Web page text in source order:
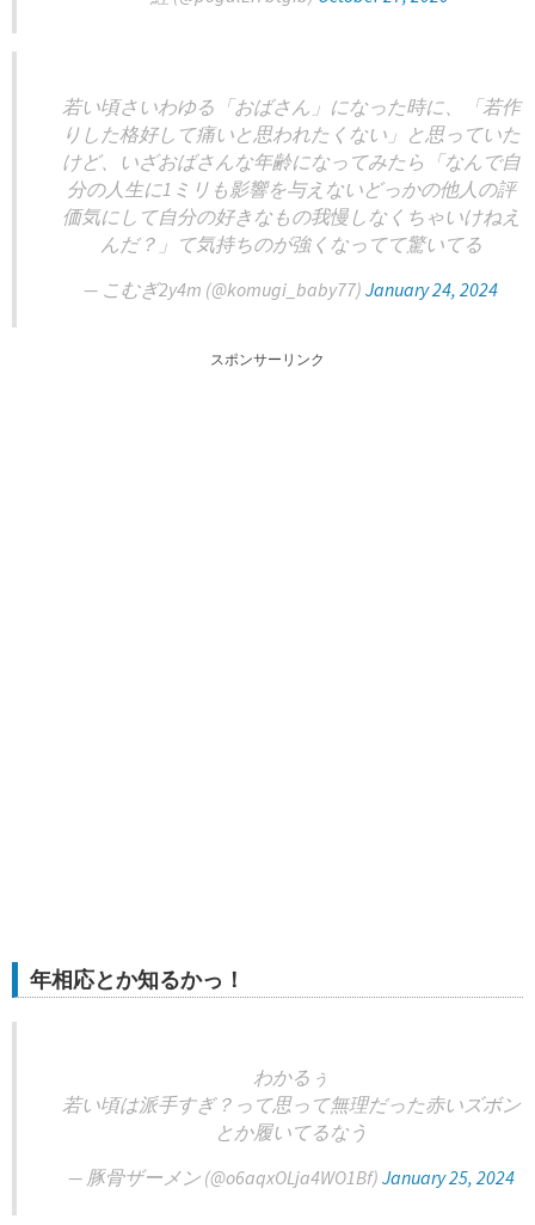
若い頃さいわゆる「おばさん」になった時に、「若作
りした格好して痛いと思われたくない」と思っていた
けど、いざおばさんな年齢になってみたら「なんで自
分の人生に1ミリも影響を与えないどっかの他人の評
価気にして自分の好きなもの我慢しなくちゃいけねえ
んだ？」て気持ちのが強くなってて驚いてる
— こむぎ2y4m (@komugi_baby77) January 24, 2024
スポンサーリンク
年相応とか知るかっ！
わかるぅ
若い頃は派手すぎ？って思って無理だった赤いズボン
とか履いてるなう
— 豚骨ザーメン (@o6aqxOLja4WO1Bf) January 25, 2024